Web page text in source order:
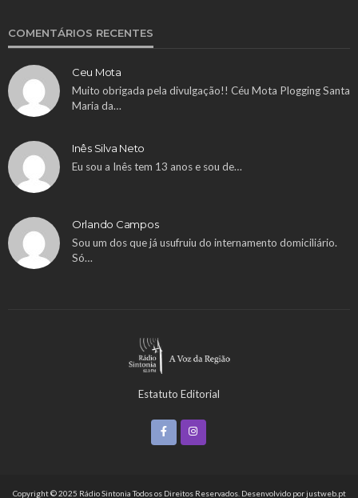
COMENTÁRIOS RECENTES
Ceu Mota
Muito obrigada pela divulgação!! Céu Mota Plogging Santa
Maria da…
Inês Silva Neto
Eu sou a Inês tem 13 anos e sou de…
Orlando Campos
Sou um dos que já usufruiu do internamento domiciliário.
Só…
Estatuto Editorial
Copyright © 2025 Rádio Sintonia Todos os Direitos Reservados. Desenvolvido porjustweb.pt